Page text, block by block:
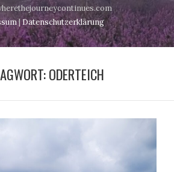
|Datenschutzerklärung
ODERTEICH